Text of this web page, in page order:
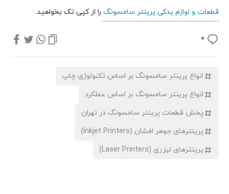
قطعات و لوازم یدکی پرینتر سامسونگ را از کپی تک بخواهید.
0
انواع پرینتر سامسونگ بر اساس تکنولوژی چاپ
انواع پرینتر سامسونگ بر اساس عملکرد
پخش قطعات پرینتر سامسونگ در تهران
پرینترهای جوهر افشان (Inkjet Printers)
پرینترهای لیزری (Laser Printers)